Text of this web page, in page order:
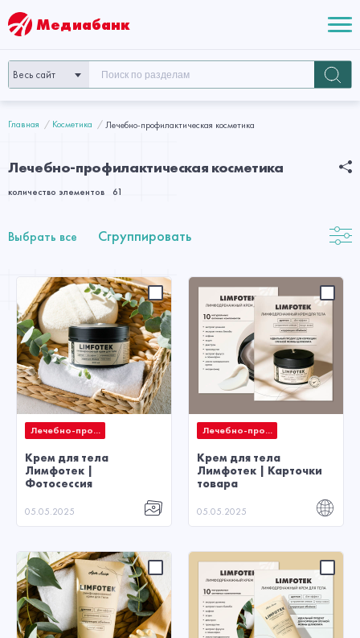
Медиабанк
Весь сайт
Главная Косметика Лечебно-профилактическая косметика
Лечебно-профилактическая косметика
количество элементов 61
Выбрать все Сгруппировать
Лечебно-про...
Крем для тела
Лимфотек |
Фотосессия
05.05.2025
Лечебно-про...
Крем для тела
Лимфотек | Карточки
товара
05.05.2025